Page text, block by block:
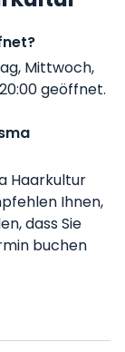
Mittwoch,
geöffnet.
Haarkultur
Ihnen,
dass Sie
buchen